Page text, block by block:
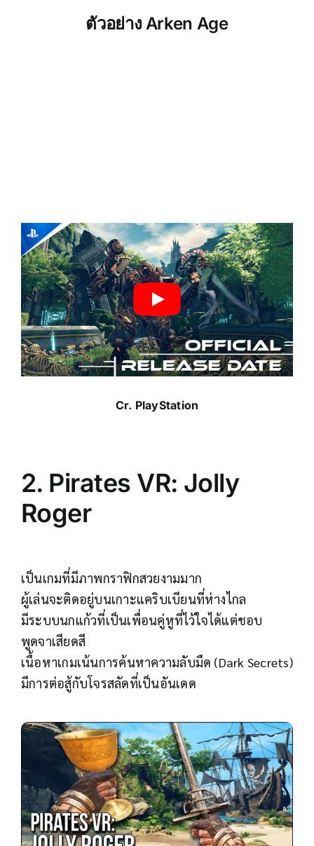
ตัวอย่าง Arken Age
Cr. PlayStation
2. Pirates VR: Jolly
Roger
เป็นเกมที่มีภาพกราฟิกสวยงามมาก
ผู้เล่นจะติดอยู่บนเกาะแคริบเบียนที่ห่างไกล
มีระบบนกแก้วที่เป็นเพื่อนคู่หูที่ไว้ใจได้แต่ชอบ
พูดจาเสียดสี
เนื้อหาเกมเน้นการค้นหาความลับมืด (Dark Secrets)
มีการต่อสู้กับโจรสลัดที่เป็นอันเดด